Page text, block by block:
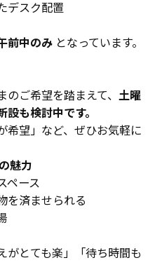
デスク配置
前中のみ となっています。
ご希望を踏まえて、 土曜
も検討中です。
希望」など、ぜひお気軽に
魅力
ペース
を済ませられる
がとても楽」「待ち時間も